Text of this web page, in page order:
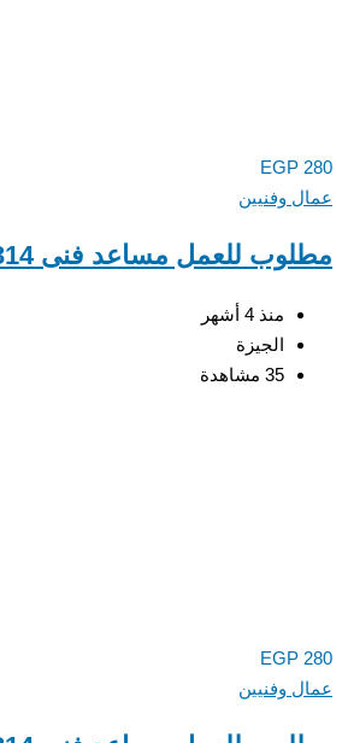
EGP
وفنيين
للعمل مساعد فنى 01095999314
منذ 4 أشهر
الجيزة
EGP
وفنيين